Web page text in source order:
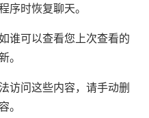
序时恢复聊天。
谁可以查看您上次查看的
。
访问这些内容，请手动删
。